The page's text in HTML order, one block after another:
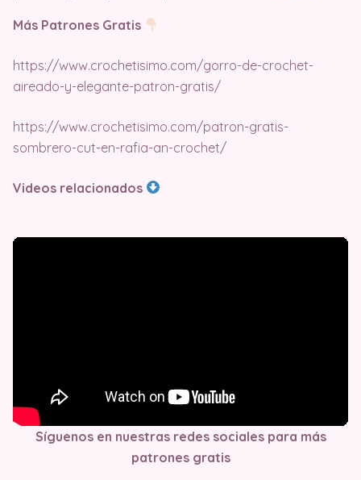
Más Patrones Gratis
https://www.crochetisimo.com/gorro-de-crochet-
aireado-y-elegante-patron-gratis/
https://www.crochetisimo.com/patron-gratis-
sombrero-cut-en-rafia-an-crochet/
Videos relacionados
Síguenos en nuestras redes sociales para más
patrones gratis